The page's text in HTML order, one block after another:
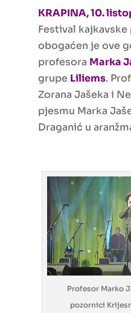
KRAPINA, 10.
Festival
obogaćen je ove
profesora Marka
grupe Liliems.
Zorana Jašeka i
pjesmu Marka
Draganić u
Profesor Marko
pozornici